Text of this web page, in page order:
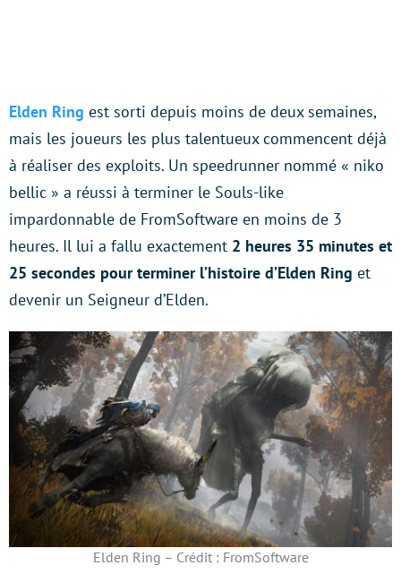
Elden Ring est sorti depuis moins de deux semaines,
mais les joueurs les plus talentueux commencent déjà
à réaliser des exploits. Un speedrunner nommé « niko
bellic » a réussi à terminer le Souls-like
impardonnable de FromSoftware en moins de 3
heures. Il lui a fallu exactement 2 heures 35 minutes et
25 secondes pour terminer l’histoire d’Elden Ring et
devenir un Seigneur d’Elden.
Elden Ring – Crédit : FromSoftware